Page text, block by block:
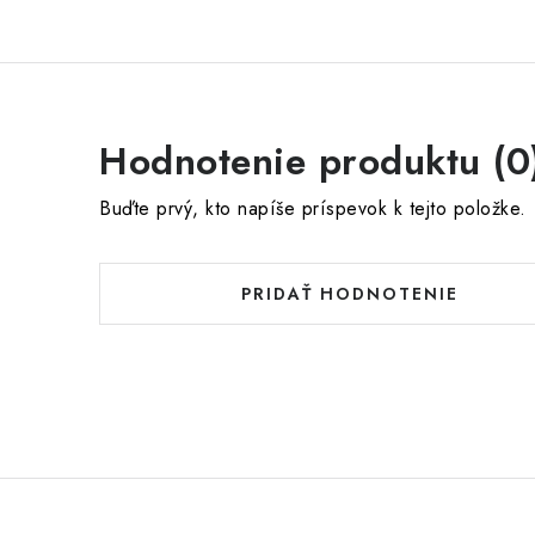
Hodnotenie produktu
Buďte prvý, kto napíše príspevok k tejto položke.
PRIDAŤ HODNOTENIE